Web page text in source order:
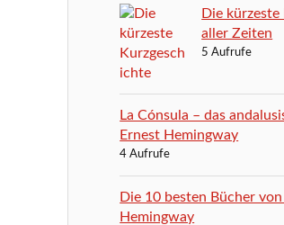
Die
aller Zeiten
5 Aufrufe
La Cónsula – das
Ernest Hemingway
4 Aufrufe
Die 10 besten Bücher
Hemingway